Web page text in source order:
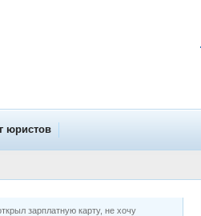
юристов
зарплатную карту, не хочу